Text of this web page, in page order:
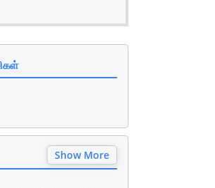
Show More